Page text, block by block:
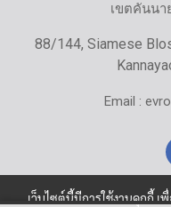
เขตคันนา
88/144, Siamese
Email :
เว็บไซต์นี้มีการใช้งานคุกกี้